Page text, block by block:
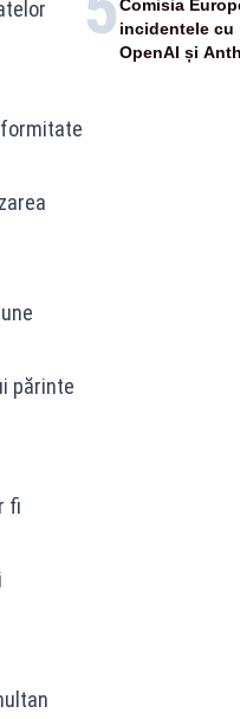
părinte
fi
Comisia
incidentele cu
OpenAI și